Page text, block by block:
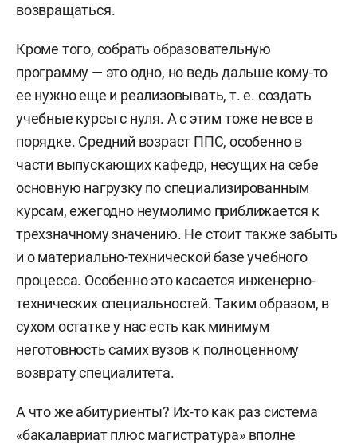
возвращаться.
Кроме того, собрать образовательную
программу — это одно, но ведь дальше кому-то
ее нужно еще и реализовывать, т. е. создать
учебные курсы с нуля. А с этим тоже не все в
порядке. Средний возраст ППС, особенно в
части выпускающих кафедр, несущих на себе
основную нагрузку по специализированным
курсам, ежегодно неумолимо приближается к
трехзначному значению. Не стоит также забыть
и о материально-технической базе учебного
процесса. Особенно это касается инженерно-
технических специальностей. Таким образом, в
сухом остатке у нас есть как минимум
неготовность самих вузов к полноценному
возврату специалитета.
А что же абитуриенты? Их-то как раз система
«бакалавриат плюс магистратура» вполне